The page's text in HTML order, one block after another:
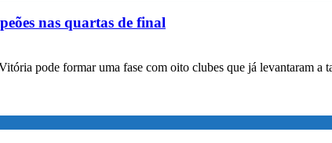
nas quartas de final
pode formar uma fase com oito clubes que já levantaram